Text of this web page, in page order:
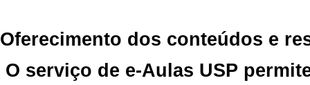
Oferecimento dos conteúdos e
O serviço de e-Aulas USP